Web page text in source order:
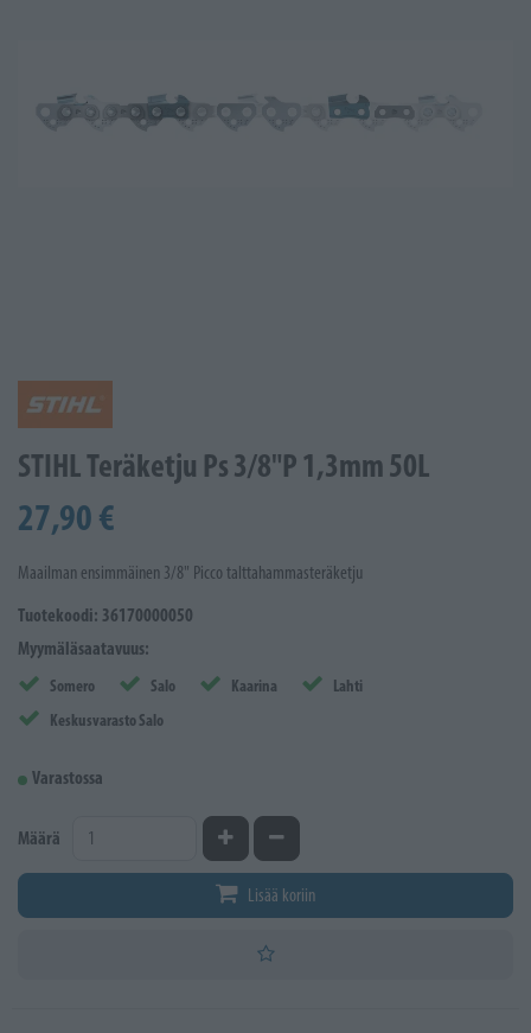
STIHL Teräketju Ps 3/8"P 1,3mm 50L
27,90 €
Maailman ensimmäinen 3/8" Picco talttahammasteräketju
Tuotekoodi: 36170000050
Myymäläsaatavuus:
Somero Salo Kaarina
Lahti
Keskusvarasto Salo
Varastossa
Määrä Kasvata määrääVähennä määrää
Lisää koriin